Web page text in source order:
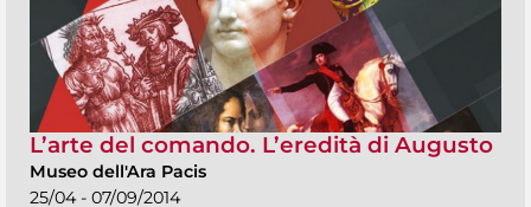
L’arte del comando. L’eredità di Augusto
Museo dell'Ara Pacis
25/04 - 07/09/2014